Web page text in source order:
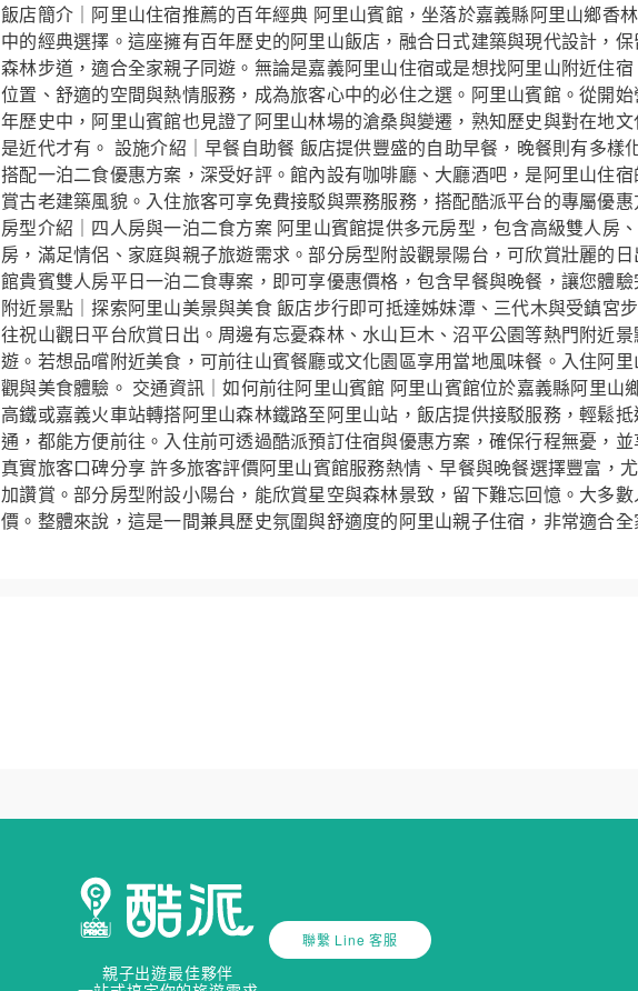
飯店簡介｜阿里山住宿推薦的百年經典 阿里山賓館，坐落於嘉義縣阿里山鄉香
中的經典選擇。這座擁有百年歷史的阿里山飯店，融合日式建築與現代設計，
森林步道，適合全家親子同遊。無論是嘉義阿里山住宿或是想找阿里山附近住
位置、舒適的空間與熱情服務，成為旅客心中的必住之選。阿里山賓館。從開
年歷史中，阿里山賓館也見證了阿里山林場的滄桑與變遷，熟知歷史與對在地
是近代才有。 設施介紹｜早餐自助餐 飯店提供豐盛的自助早餐，晚餐則有多樣
搭配一泊二食優惠方案，深受好評。館內設有咖啡廳、大廳酒吧，是阿里山住
賞古老建築風貌。入住旅客可享免費接駁與票務服務，搭配酷派平台的專屬優
房型介紹｜四人房與一泊二食方案 阿里山賓館提供多元房型，包含高級雙人房
房，滿足情侶、家庭與親子旅遊需求。部分房型附設觀景陽台，可欣賞壯麗的
館貴賓雙人房平日一泊二食專案，即可享優惠價格，包含早餐與晚餐，讓您體
附近景點｜探索阿里山美景與美食 飯店步行即可抵達姊妹潭、三代木與受鎮宮
往祝山觀日平台欣賞日出。周邊有忘憂森林、水山巨木、沼平公園等熱門附近
遊。若想品嚐附近美食，可前往山賓餐廳或文化園區享用當地風味餐。入住阿
觀與美食體驗。 交通資訊｜如何前往阿里山賓館 阿里山賓館位於嘉義縣阿里山
高鐵或嘉義火車站轉搭阿里山森林鐵路至阿里山站，飯店提供接駁服務，輕鬆
通，都能方便前往。入住前可透過酷派預訂住宿與優惠方案，確保行程無憂，並
真實旅客口碑分享 許多旅客評價阿里山賓館服務熱情、早餐與晚餐選擇豐富，
加讚賞。部分房型附設小陽台，能欣賞星空與森林景致，留下難忘回憶。大多
價。整體來說，這是一間兼具歷史氛圍與舒適度的阿里山親子住宿，非常適合全
親子出遊最佳夥伴
聯繫 Line 客服